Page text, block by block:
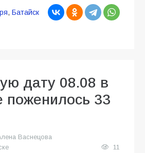
, Батайск
дату 08.08 в
поженилось 33
Васнецова
11